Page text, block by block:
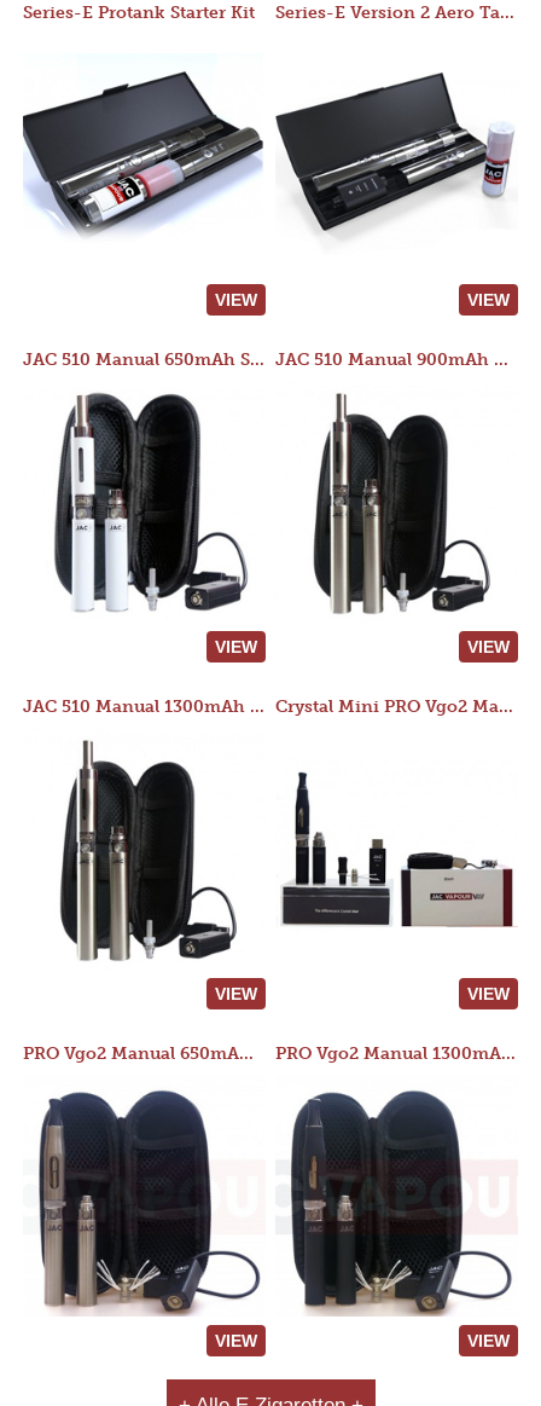
Series-E Protank Starter Kit
VIEW
Series-E Version 2 Aero Tank Starter Kit
VIEW
JAC 510 Manual 650mAh Starter Kit
VIEW
JAC 510 Manual 900mAh Starter Kit
VIEW
JAC 510 Manual 1300mAh Starter Kit
VIEW
Crystal Mini PRO Vgo2 Manual 400mAh Kit
VIEW
PRO Vgo2 Manual 650mAh Kit
VIEW
PRO Vgo2 Manual 1300mAh Kit
VIEW